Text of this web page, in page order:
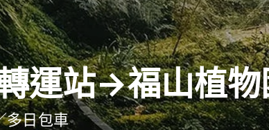
運站→福山植
多日包車